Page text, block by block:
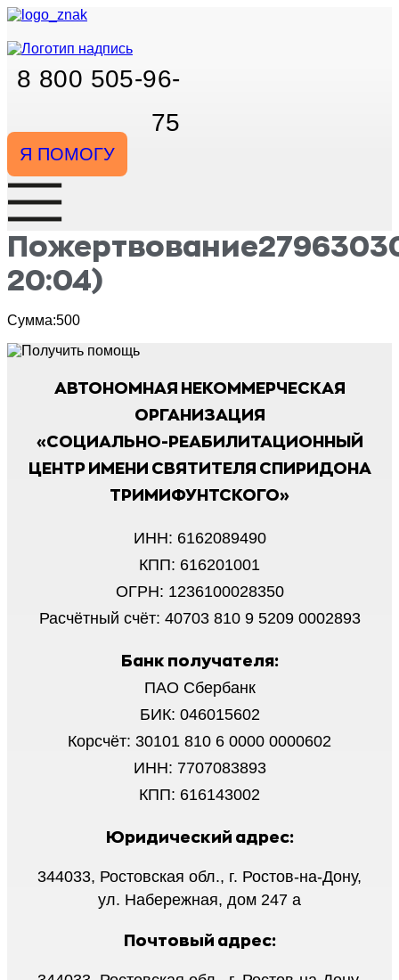
Перейти
содержимому
8 800 505-96-
75
Я ПОМОГУ
20:04)
Сумма:500
АВТОНОМНАЯ НЕКОММЕРЧЕСКАЯ
ОРГАНИЗАЦИЯ
«СОЦИАЛЬНО-РЕАБИЛИТАЦИОННЫЙ
ЦЕНТР ИМЕНИ СВЯТИТЕЛЯ СПИРИДОНА
ТРИМИФУНТСКОГО»
ИНН: 6162089490
КПП: 616201001
ОГРН: 1236100028350
Расчётный счёт: 40703 810 9 5209 0002893
Банк получателя:
ПАО Сбербанк
БИК: 046015602
Корсчёт: 30101 810 6 0000 0000602
ИНН: 7707083893
КПП: 616143002
Юридический адрес:
344033, Ростовская обл., г. Ростов-на-Дону,
ул. Набережная, дом 247 а
Почтовый адрес: